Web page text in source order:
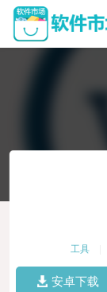
工具
安卓下载